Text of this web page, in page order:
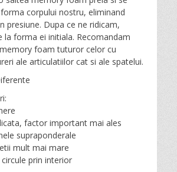
corpului nostru, eliminand
presiune. Dupa ce ne ridicam,
la forma ei initiala. Recomandam
foam tuturor celor cu
ale articulatiilor cat si ale spatelui.
factor important mai ales
supraponderale
mult mai mare
prin interior